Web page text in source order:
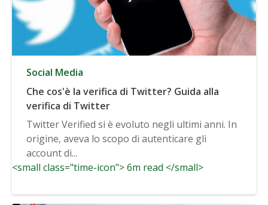
Social Media
Che cos'è la verifica di Twitter? Guida alla
verifica di Twitter
Twitter Verified si è evoluto negli ultimi anni. In
origine, aveva lo scopo di autenticare gli
account di...
<small class="time-icon"> 6m read </small>